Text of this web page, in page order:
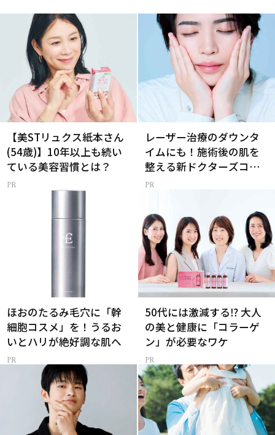
【美STリュクス紙本さん
(54歳)】10年以上も続い
ている美容習慣とは？
レーザー治療のダウンタ
イムにも！施術後の肌を
整える新ドクターズコス
メ
ほおのたるみ毛穴に「幹
細胞コスメ」を！うるお
いとハリが絶好調な肌へ
50代には激減する⁉ 大人
の美と健康に「コラーゲ
ン」が必要なワケ